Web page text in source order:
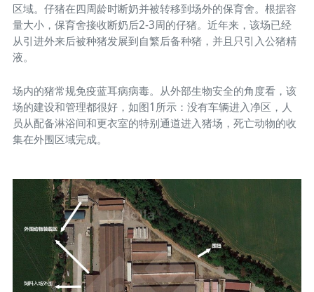
区域。仔猪在四周龄时断奶并被转移到场外的保育舍。根据容
量大小，保育舍接收断奶后2-3周的仔猪。近年来，该场已经
从引进外来后被种猪发展到自繁后备种猪，并且只引入公猪精
液。
场内的猪常规免疫蓝耳病病毒。从外部生物安全的角度看，该
场的建设和管理都很好，如图1所示：没有车辆进入净区，人
员从配备淋浴间和更衣室的特别通道进入猪场，死亡动物的收
集在外围区域完成。